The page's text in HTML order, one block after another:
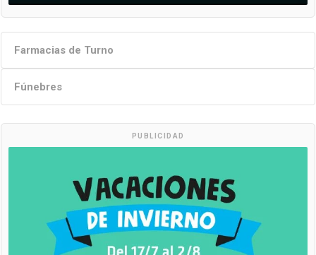
Farmacias de Turno
Fúnebres
PUBLICIDAD